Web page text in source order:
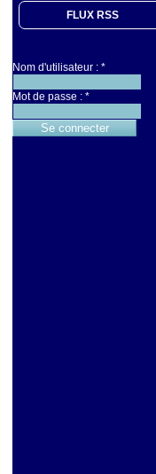
FLUX RSS
Nom d'utilisateur : *
Mot de passe : *